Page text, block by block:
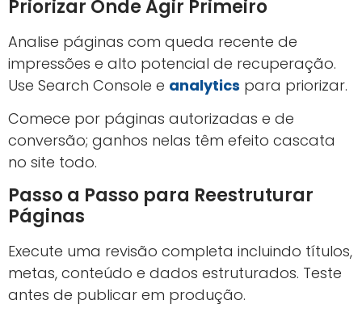
Priorizar Onde Agir Primeiro
Analise páginas com queda recente de
impressões e alto potencial de recuperação.
Use Search Console e analytics para priorizar.
Comece por páginas autorizadas e de
conversão; ganhos nelas têm efeito cascata
no site todo.
Passo a Passo para Reestruturar
Páginas
Execute uma revisão completa incluindo títulos,
metas, conteúdo e dados estruturados. Teste
antes de publicar em produção.